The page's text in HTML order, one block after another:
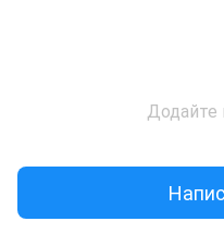
Додайте